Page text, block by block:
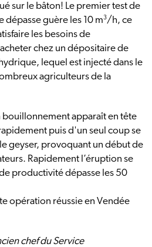
sur le bâton! Le premier test de
guère les 10 m3/h, ce
les besoins de
acheter chez un dépositaire de
lequel est injecté dans le
agriculteurs de la
bouillonnement apparaît en tête
puis d'un seul coup se
geyser, provoquant un début de
Rapidement l’éruption se
productivité dépasse les 50
opération réussie en Vendée
chef du Service